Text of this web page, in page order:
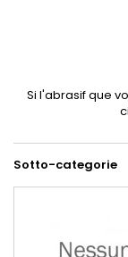
Si l'abrasif que
Sotto-categorie